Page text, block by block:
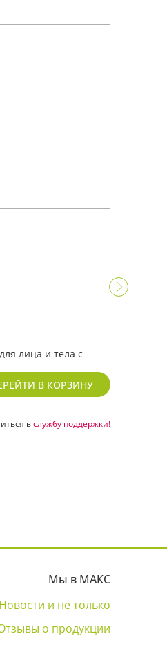
лица и тела с
В КОРЗИНУ
вслужбу поддержки!
Мы в МАКС
Новости и не только
о продукции